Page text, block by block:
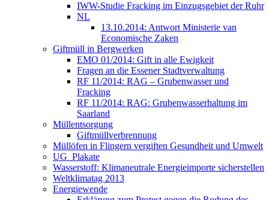
IWW-Studie Fracking im Einzugsgebiet der Ruhr
NL
13.10.2014: Antwort Ministerie van
Economische Zaken
Giftmüll in Bergwerken
EMO 01/2014: Gift in alle Ewigkeit
Fragen an die Essener Stadtverwaltung
RF 11/2014: RAG – Grubenwasser und
Fracking
RF 11/2014: RAG: Grubenwasserhaltung im
Saarland
Müllentsorgung
Giftmüllverbrennung
Müllöfen in Flingern vergiften Gesundheit und Umwelt
UG_Plakate
Wasserstoff: Klimaneutrale Energieimporte sicherstellen
Weltklimatag 2013
Energiewende